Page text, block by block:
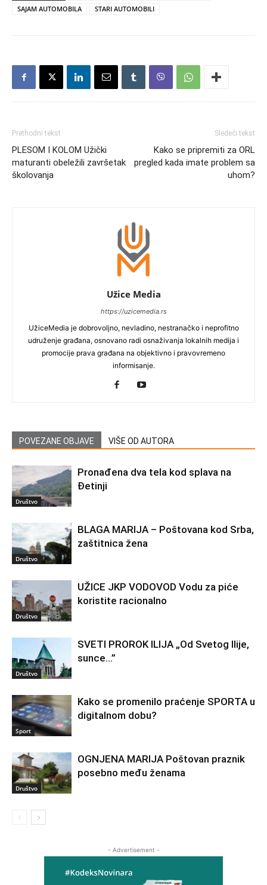
SAJAM AUTOMOBILA
STARI AUTOMOBILI
Prethodni tekst
PLESOM I KOLOM Užički
maturanti obeležili završetak
školovanja
Sledeći tekst
Kako se pripremiti za ORL
pregled kada imate problem sa
uhom?
Užice Media
https://uzicemedia.rs
UžiceMedia je dobrovoljno, nevladino, nestranačko i neprofitno
udruženje građana, osnovano radi osnaživanja lokalnih medija i
promocije prava građana na objektivno i pravovremeno
informisanje.
POVEZANE OBJAVE VIŠE OD AUTORA
Društvo
Pronađena dva tela kod splava na
Đetinji
Društvo
BLAGA MARIJA – Poštovana kod Srba,
zaštitnica žena
Društvo
UŽICE JKP VODOVOD Vodu za piće
koristite racionalno
Društvo
SVETI PROROK ILIJA „Od Svetog Ilije,
sunce…”
Sport
Kako se promenilo praćenje SPORTA u
digitalnom dobu?
Društvo
OGNJENA MARIJA Poštovan praznik
posebno među ženama
- Advertisement -